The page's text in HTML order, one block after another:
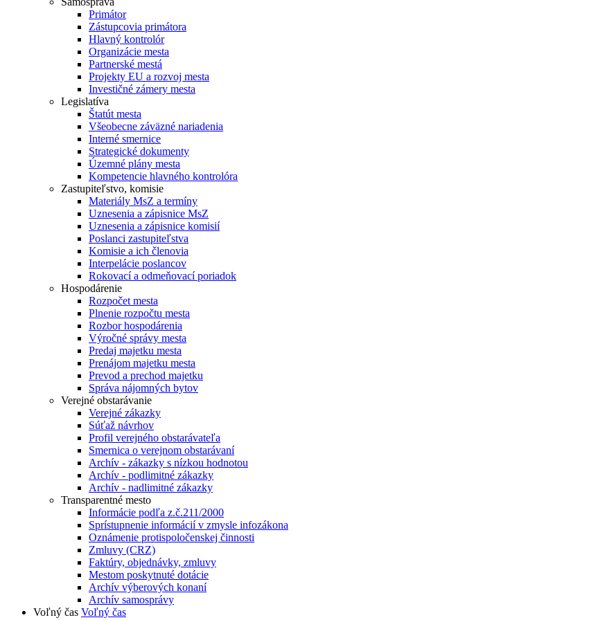
Primátor
Zástupcovia primátora
Hlavný kontrolór
Organizácie mesta
Partnerské mestá
Projekty EU a rozvoj mesta
Investičné zámery mesta
Legislatíva
Štatút mesta
Všeobecne záväzné nariadenia
Interné smernice
Strategické dokumenty
Územné plány mesta
Kompetencie hlavného kontrolóra
Zastupiteľstvo, komisie
Materiály MsZ a termíny
Uznesenia a zápisnice MsZ
Uznesenia a zápisnice komisií
Poslanci zastupiteľstva
Komisie a ich členovia
Interpelácie poslancov
Rokovací a odmeňovací poriadok
Hospodárenie
Rozpočet mesta
Plnenie rozpočtu mesta
Rozbor hospodárenia
Výročné správy mesta
Predaj majetku mesta
Prenájom majetku mesta
Prevod a prechod majetku
Správa nájomných bytov
Verejné obstarávanie
Verejné zákazky
Súťaž návrhov
Profil verejného obstarávateľa
Smernica o verejnom obstarávaní
Archív - zákazky s nízkou hodnotou
Archív - podlimitné zákazky
Archív - nadlimitné zákazky
Transparentné mesto
Informácie podľa z.č.211/2000
Sprístupnenie informácií v zmysle infozákona
Oznámenie protispoločenskej činnosti
Zmluvy (CRZ)
Faktúry, objednávky, zmluvy
Mestom poskytnuté dotácie
Archív výberových konaní
Archív samosprávy
Voľný čas Voľný čas